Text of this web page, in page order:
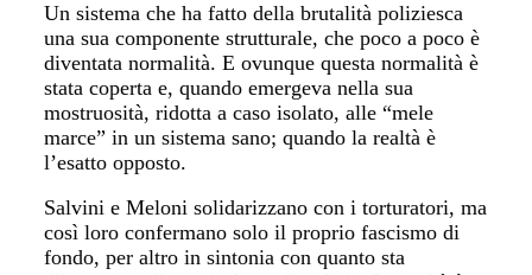
Un sistema che ha fatto della brutalità poliziesca
una sua componente strutturale, che poco a poco è
diventata normalità. E ovunque questa normalità è
stata coperta e, quando emergeva nella sua
mostruosità, ridotta a caso isolato, alle “mele
marce” in un sistema sano; quando la realtà è
l’esatto opposto.
Salvini e Meloni solidarizzano con i torturatori, ma
così loro confermano solo il proprio fascismo di
fondo, per altro in sintonia con quanto sta